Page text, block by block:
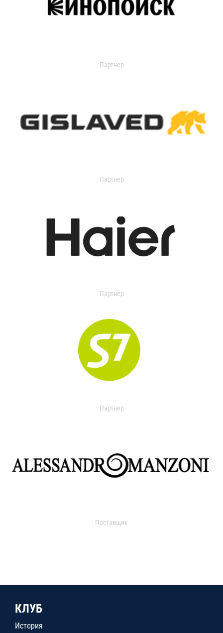
Партнер
Партнер
Партнер
Партнер
Поставщик
КЛУБ
История